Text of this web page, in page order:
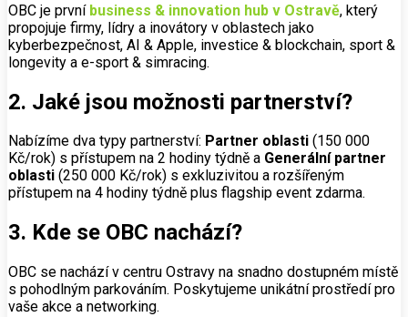
OBC je první business & innovation hub v Ostravě, který
propojuje firmy, lídry a inovátory v oblastech jako
kyberbezpečnost, AI & Apple, investice & blockchain, sport &
longevity a e-sport & simracing.
2. Jaké jsou možnosti partnerství?
Nabízíme dva typy partnerství: Partner oblasti (150 000
Kč/rok) s přístupem na 2 hodiny týdně a Generální partner
oblasti (250 000 Kč/rok) s exkluzivitou a rozšířeným
přístupem na 4 hodiny týdně plus flagship event zdarma.
3. Kde se OBC nachází?
OBC se nachází v centru Ostravy na snadno dostupném místě
s pohodlným parkováním. Poskytujeme unikátní prostředí pro
vaše akce a networking.